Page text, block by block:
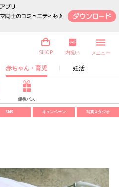
赤ちゃん・育児 妊活
SHOP 内祝い メニュー
優待パス
SNS キャンペーン 写真スタジオ